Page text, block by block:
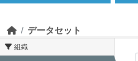
データセット
組織